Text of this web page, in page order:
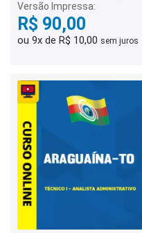
Versão Impressa:
R$ 90,00
ou 9x de R$ 10,00 sem juros